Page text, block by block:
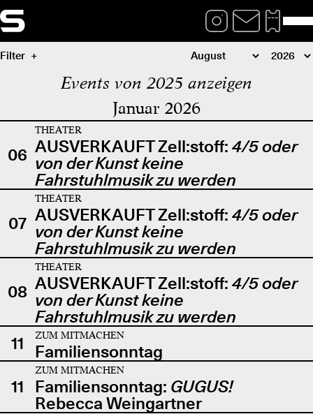
Filter
Events von 2025 anzeigen
Januar 2026
06
THEATER
AUSVERKAUFT Zell:stoff: 4/5 oder
von der Kunst keine
Fahrstuhlmusik zu werden
07
THEATER
AUSVERKAUFT Zell:stoff: 4/5 oder
von der Kunst keine
Fahrstuhlmusik zu werden
08
THEATER
AUSVERKAUFT Zell:stoff: 4/5 oder
von der Kunst keine
Fahrstuhlmusik zu werden
11
ZUM MITMACHEN
Familiensonntag
11
ZUM MITMACHEN
Familiensonntag: GUGUS!
Rebecca Weingartner